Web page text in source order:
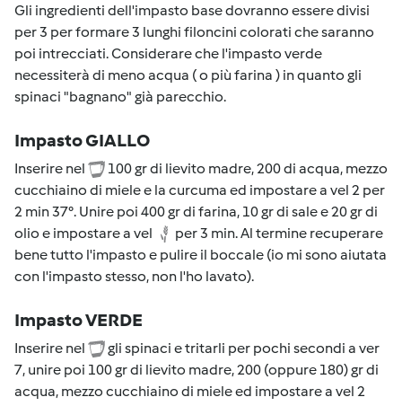
Gli ingredienti dell'impasto base dovranno essere divisi
per 3 per formare 3 lunghi filoncini colorati che saranno
poi intrecciati. Considerare che l'impasto verde
necessiterà di meno acqua ( o più farina ) in quanto gli
spinaci "bagnano" già parecchio.
Impasto GIALLO
Inserire nel
100 gr di lievito madre, 200 di acqua, mezzo
cucchiaino di miele e la curcuma ed impostare a vel 2 per
2 min 37°. Unire poi 400 gr di farina, 10 gr di sale e 20 gr di
olio e impostare a vel
per 3 min. Al termine recuperare
bene tutto l'impasto e pulire il boccale (io mi sono aiutata
con l'impasto stesso, non l'ho lavato).
Impasto VERDE
Inserire nel
gli spinaci e tritarli per pochi secondi a ver
7, unire poi 100 gr di lievito madre, 200 (oppure 180) gr di
acqua, mezzo cucchiaino di miele ed impostare a vel 2